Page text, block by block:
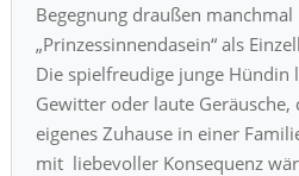
Begegnung draußen
„Prinzessinnendasein“ als
Die spielfreudige junge
Gewitter oder laute
eigenes Zuhause in einer
mit liebevoller Konsequenz